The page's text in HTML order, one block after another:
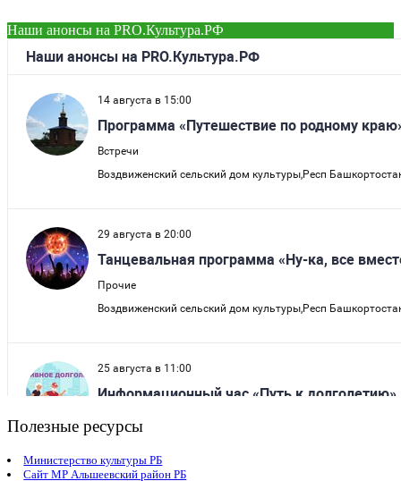
Наши анонсы на PRO.Культура.РФ
Полезные ресурсы
Министерство культуры РБ
Сайт МР Альшеевский район РБ